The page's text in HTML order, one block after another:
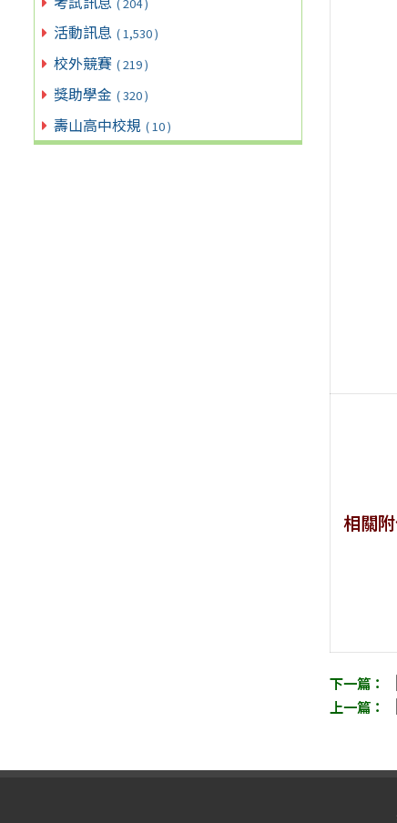
活動訊息 ( 1,530 )
校外競賽 ( 219 )
獎助學金 ( 320 )
壽山高中校規 ( 10 )
相關